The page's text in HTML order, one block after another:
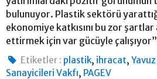
bulunuyor. Plastik sektörü
ekonomiye katkısını bu zor
ettirmek için var gücüyle
Etiketler : plastik, ihracat,
Sanayicileri Vakfı, PAGEV